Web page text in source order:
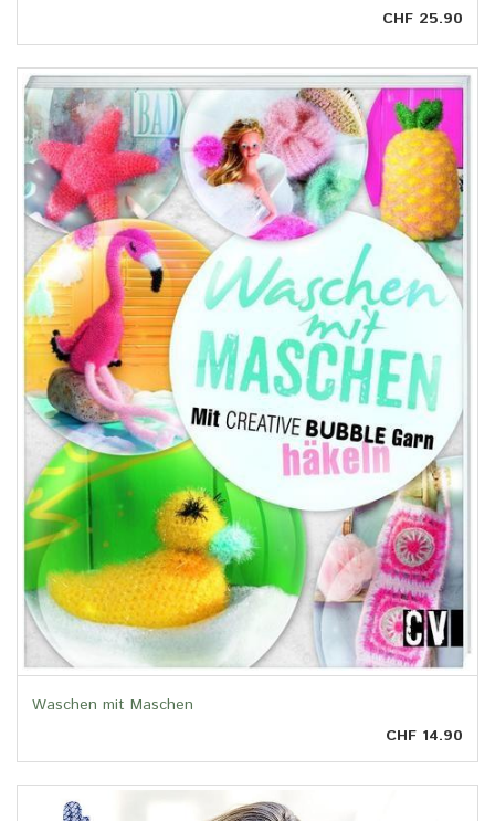
CHF 25.90
Waschen mit Maschen
CHF 14.90